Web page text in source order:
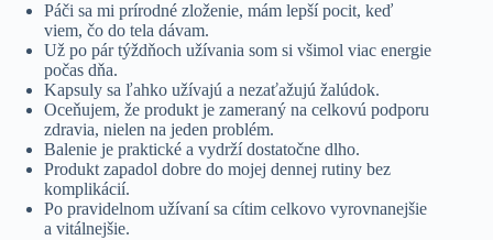
Páči sa mi prírodné zloženie, mám lepší pocit, keď
viem, čo do tela dávam.
Už po pár týždňoch užívania som si všimol viac energie
počas dňa.
Kapsuly sa ľahko užívajú a nezaťažujú žalúdok.
Oceňujem, že produkt je zameraný na celkovú podporu
zdravia, nielen na jeden problém.
Balenie je praktické a vydrží dostatočne dlho.
Produkt zapadol dobre do mojej dennej rutiny bez
komplikácií.
Po pravidelnom užívaní sa cítim celkovo vyrovnanejšie
a vitálnejšie.